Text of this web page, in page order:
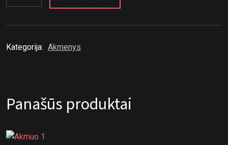
Kategorija: Akmenys
Panašūs produktai